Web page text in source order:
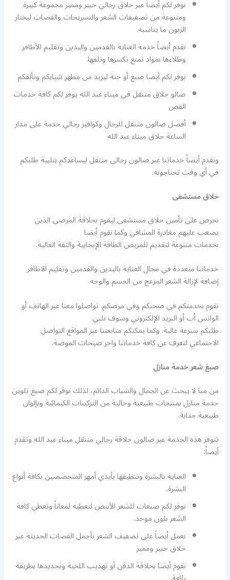
نوفر لكم أيضاً عبر حلاق رجالي خبير ومميز مجموعة كبيرة
ومتنوعة من تصفيفات الشعر والتسريحات والقصات ليختار
الزبون ما يناسبه.
نقدم أيضاً خدمة العناية بالقدمين واليدين وتقليم الأظافر
وطلاءها بمواد تمنع تكسرها وتلفها.
نوفر لكم أيضا صبغ أو حنة ليزيد من مظهر شبابكم وتألقكم
صالو حلاق متنقل في ميناء عبد الله يوفر لكم كافة خدمات
القص
أفضل صالون متنقل للرجال وكوافير رجالي خدمة على مدار
الساعة حلاق ميناء عبد الله
ونقدم أيضاً خدماتنا عبر صالون رجالي متنقل ليساعدكم بتلبية طلبكم
في أي وقت تحتاجونه.
حلاق مستشفى
نحرص على تأمين حلاق مستشفى ليقوم بحلاقة المرضى الذين
يصعب عليهم مغادرة المشافي وكما نقوم أيضا
بخدمات متنوعة لتقديم للمريض الطاقة الإيجابية والثقة العالية.
خدماتنا متعددة في مجال العناية باليدين والقدمين وتقليم الاظافر
إضافة لإزالة الشعر المزعج من الجسم والوجه.
نقوم بخدمتكم في صحتكم وفي مرضكم. تواصلوا معنا عبر الهاتف أو
الواتس أب أو البريد الإلكتروني وسوف نلبي
طلبكم بسرعة عالية. وكما يمكنكم متابعتنا عبر المواقع التواصل
الاجتماعي لتعرف عن كافة خدماتنا واخر صيحات الموضة.
صبغ شعر خدمة منازل
من منا لا يبحث عن الجمال والشباب الدائم، لذلك نوفر لكم صبغ تلوين
خدمة منازل بمنتجات طبيعية وخالية من التركيبات الكيمائية وبإلوان
طبيعية جذابة.
تتوفر هذه الخدمة عبر صالون حلاقة رجالي متنقل ميناء عبد الله وتقدم
أيضاً:
العناية بالبشرة وتنظيفها بأيدي أمهر المتخصصين بكافة أنواع
البشرة.
نوفر لكم صبغات للشعر الأبيض لتعطيه لمعاناً وتغطي كافة
الشعر بلون موحد.
نعمل أيضاً على تصفيف الشعر بأجمل القصات الحديثة عبر
حلاق خبير ومميز
نقوم أيضا بحلاقة الذقن أو تهذيب اللحية وتحديدها بطريقة